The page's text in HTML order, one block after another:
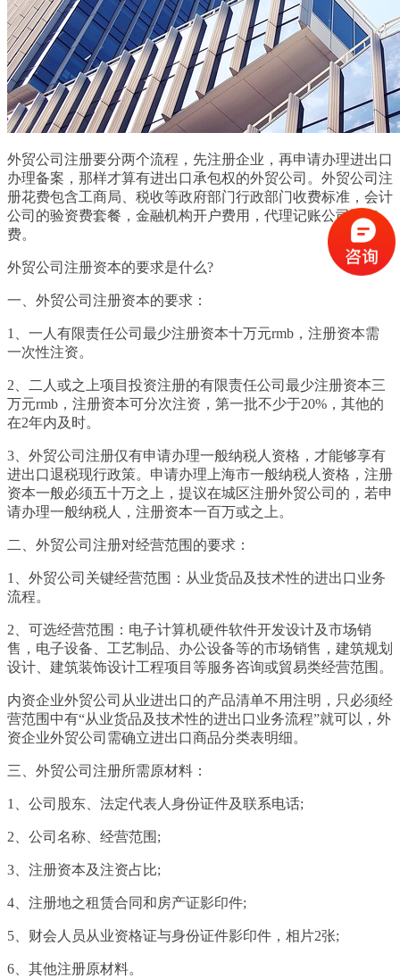
外贸公司注册要分两个流程，先注册企业，再申请办理进出口
办理备案，那样才算有进出口承包权的外贸公司。外贸公司注
册花费包含工商局、税收等政府部门行政部门收费标准，会计
公司的验资费套餐，金融机构开户费用，代理记账公司附加
费。
外贸公司注册资本的要求是什么?
一、外贸公司注册资本的要求：
1、一人有限责任公司最少注册资本十万元rmb，注册资本需
一次性注资。
2、二人或之上项目投资注册的有限责任公司最少注册资本三
万元rmb，注册资本可分次注资，第一批不少于20%，其他的
在2年内及时。
3、外贸公司注册仅有申请办理一般纳税人资格，才能够享有
进出口退税现行政策。申请办理上海市一般纳税人资格，注册
资本一般必须五十万之上，提议在城区注册外贸公司的，若申
请办理一般纳税人，注册资本一百万或之上。
二、外贸公司注册对经营范围的要求：
1、外贸公司关键经营范围：从业货品及技术性的进出口业务
流程。
2、可选经营范围：电子计算机硬件软件开发设计及市场销
售，电子设备、工艺制品、办公设备等的市场销售，建筑规划
设计、建筑装饰设计工程项目等服务咨询或貿易类经营范围。
内资企业外贸公司从业进出口的产品清单不用注明，只必须经
营范围中有“从业货品及技术性的进出口业务流程”就可以，外
资企业外贸公司需确立进出口商品分类表明细。
三、外贸公司注册所需原材料：
1、公司股东、法定代表人身份证件及联系电话;
2、公司名称、经营范围;
3、注册资本及注资占比;
4、注册地之租赁合同和房产证影印件;
5、财会人员从业资格证与身份证件影印件，相片2张;
6、其他注册原材料。